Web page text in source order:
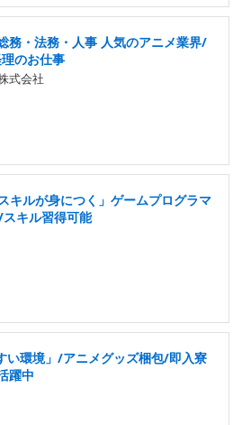
務・法務・人事 人気のアニメ業界/
のお仕事
式会社
キルが身につく」ゲームプログラマ
キル習得可能
い環境」/アニメグッズ梱包/即入寮
躍中